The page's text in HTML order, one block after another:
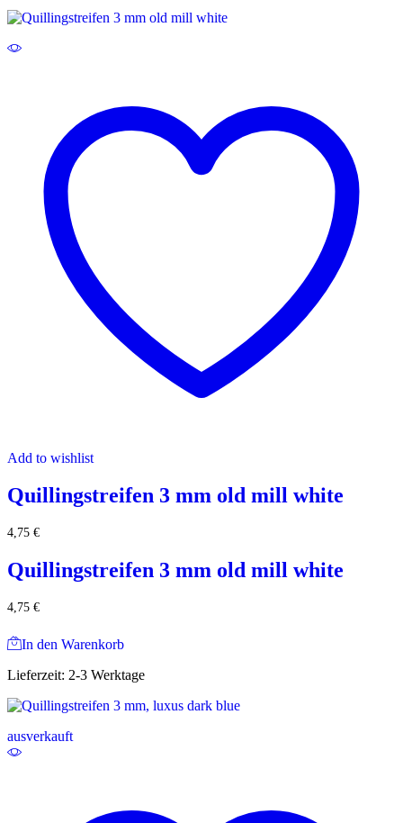
Add to wishlist
Quillingstreifen 3 mm old mill white
4,75 €
Quillingstreifen 3 mm old mill white
4,75 €
In den Warenkorb
Lieferzeit: 2-3 Werktage
ausverkauft